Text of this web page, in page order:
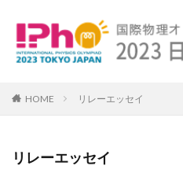
HOME リレーエッセイ
リレーエッセイ
検索